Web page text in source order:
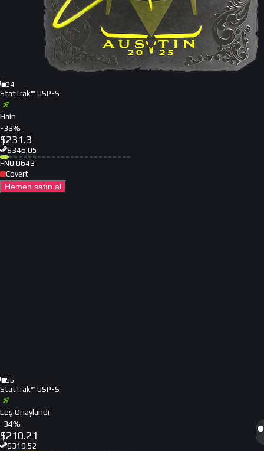
34
StatTrak™ USP-S
Hain
-33%
$231.3
$346.05
FN0.0643
Covert
Hemen satın al
55
StatTrak™ USP-S
Leş Onaylandı
-34%
$210.21
$319.52